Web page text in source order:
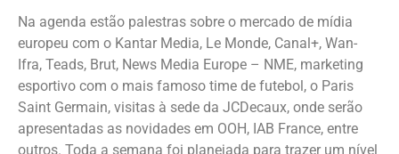
Na agenda estão palestras sobre o mercado de mídia
europeu com o Kantar Media, Le Monde, Canal+, Wan-
Ifra, Teads, Brut, News Media Europe – NME, marketing
esportivo com o mais famoso time de futebol, o Paris
Saint Germain, visitas à sede da JCDecaux, onde serão
apresentadas as novidades em OOH, IAB France, entre
outros. Toda a semana foi planejada para trazer um nível